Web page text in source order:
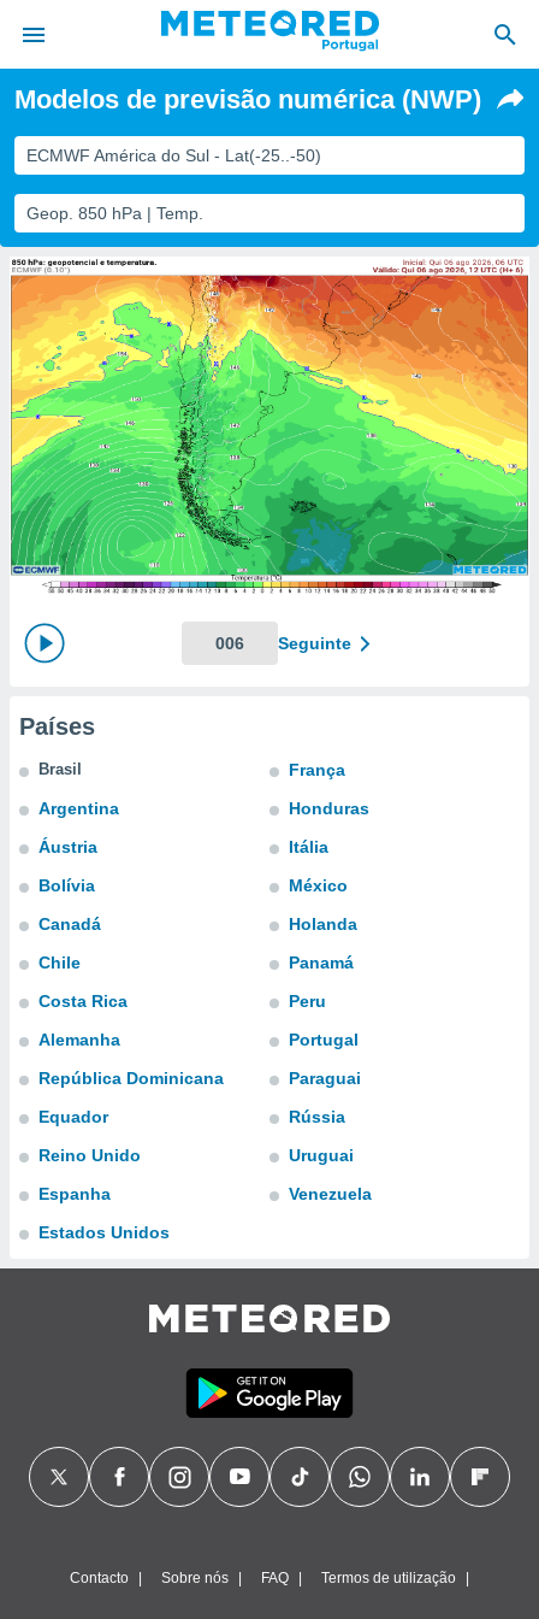
foi
para
as
a este
e
forma
digital
recolhidas
ou
permite-
a nossa
de alta
botão
ao
a
ou
o
como
lhe
e
com
nossa
CONFIGURAÇÕES
Modelos de previsão numérica (NWP)
ECMWF América do Sul - Lat(-25..-50)
Geop. 850 hPa | Temp.
006 Seguinte
Países
Brasil
Argentina
Áustria
Bolívia
Canadá
Chile
Costa Rica
Alemanha
República Dominicana
Equador
Reino Unido
Espanha
Estados Unidos
França
Honduras
Itália
México
Holanda
Panamá
Peru
Portugal
Paraguai
Rússia
Uruguai
Venezuela
Contacto Sobre nós FAQ Termos de utilização